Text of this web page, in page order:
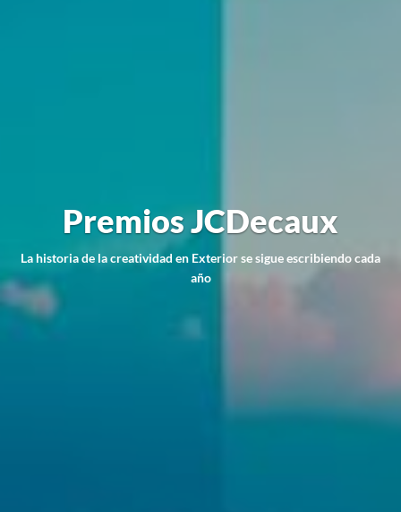
Premios JCDecaux
La historia de la creatividad en Exterior se sigue escribiendo cada
año